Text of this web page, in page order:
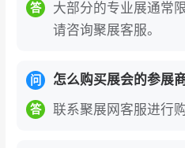
等。2027年展会预计
如需获取完整展商名
德国纽伦堡玩具展（
参展价值
答
大部分的专业展通常
请咨询聚展客服。
问 怎么购买展会的参展
答 联系聚展网客服进行购